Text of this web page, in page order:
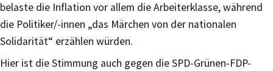
belaste die Inflation vor allem die Arbeiterklasse, während
die Politiker/-innen „das Märchen von der nationalen
Solidarität“ erzählen würden.
Hier ist die Stimmung auch gegen die SPD-Grünen-FDP-